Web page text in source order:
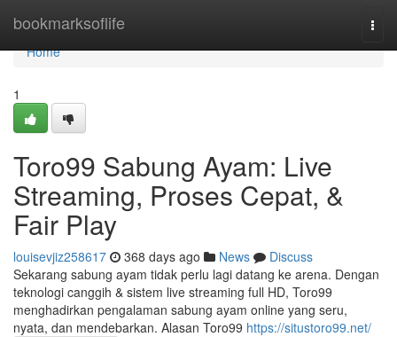
bookmarksoflife
Home
Home
1
Toro99 Sabung Ayam: Live
Streaming, Proses Cepat, &
Fair Play
louisevjiz258617 368 days ago News
Discuss
Sekarang sabung ayam tidak perlu lagi datang ke arena. Dengan
teknologi canggih & sistem live streaming full HD, Toro99
menghadirkan pengalaman sabung ayam online yang seru,
nyata, dan mendebarkan. Alasan Toro99 https://situstoro99.net/